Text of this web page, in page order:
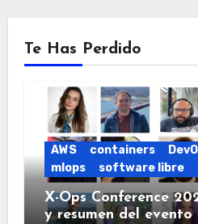
Te Has Perdido
AWS containers
mlops
software libre
X-Ops Conference
y resumen del evento